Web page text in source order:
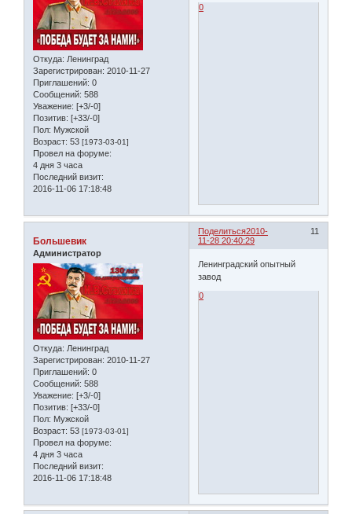
Откуда: Ленинград
Зарегистрирован: 2010-11-27
Приглашений: 0
Сообщений: 588
Уважение: [+3/-0]
Позитив: [+33/-0]
Пол: Мужской
Возраст: 53 [1973-03-01]
Провел на форуме:
4 дня 3 часа
Последний визит:
2016-11-06 17:18:48
0
Поделиться 11
2010-
11-28 20:40:29
Большевик
Администратор
Откуда: Ленинград
Зарегистрирован: 2010-11-27
Приглашений: 0
Сообщений: 588
Уважение: [+3/-0]
Позитив: [+33/-0]
Пол: Мужской
Возраст: 53 [1973-03-01]
Провел на форуме:
4 дня 3 часа
Последний визит:
2016-11-06 17:18:48
Ленинградский опытный
завод
0